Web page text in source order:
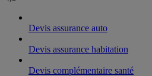
Devis assurance auto
Devis assurance habitation
Devis complémentaire santé